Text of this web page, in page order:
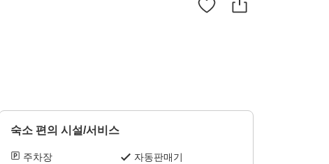
숙소 편의 시설/서비스
주차장
자동판매기